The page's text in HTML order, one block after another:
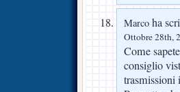
Marco ha
Ottobre 28th,
Come
consiglio
trasmissioni